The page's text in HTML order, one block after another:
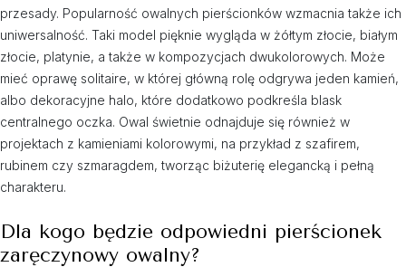
przesady. Popularność owalnych pierścionków wzmacnia także ich
uniwersalność. Taki model pięknie wygląda w żółtym złocie, białym
złocie, platynie, a także w kompozycjach dwukolorowych. Może
mieć oprawę solitaire, w której główną rolę odgrywa jeden kamień,
albo dekoracyjne halo, które dodatkowo podkreśla blask
centralnego oczka. Owal świetnie odnajduje się również w
projektach z kamieniami kolorowymi, na przykład z szafirem,
rubinem czy szmaragdem, tworząc biżuterię elegancką i pełną
charakteru.
Dla kogo będzie odpowiedni pierścionek
zaręczynowy owalny?